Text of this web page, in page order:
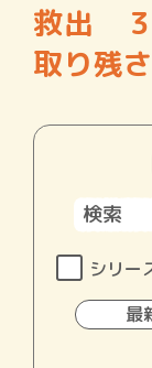
救出 ３
取り残
シリー
最